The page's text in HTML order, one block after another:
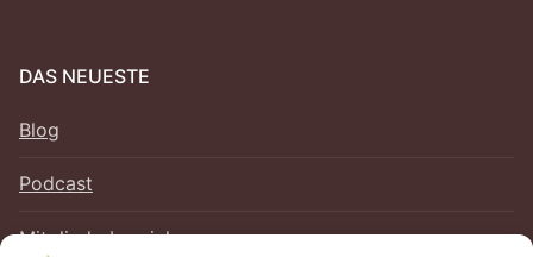
DAS NEUESTE
Blog
Podcast
Mitgliederbereich